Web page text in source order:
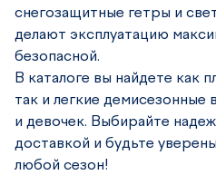
снегозащитные гетры и
делают эксплуатацию
безопасной.
В каталоге вы найдете как
так и легкие демисезонные
и девочек. Выбирайте
доставкой и будьте
любой сезон!